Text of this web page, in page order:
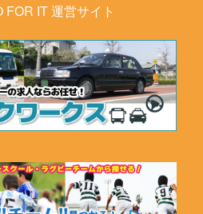
FOR IT 運営サイト